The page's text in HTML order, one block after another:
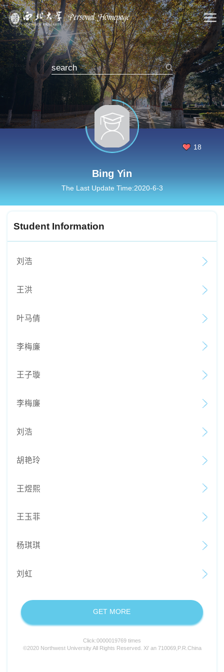
18
Bing Yin
The Last Update Time:2020-6-3
Student Information
刘浩
王洪
叶马倩
李梅廉
王子璇
李梅廉
刘浩
胡艳玲
王煜熙
王玉菲
杨琪琪
刘虹
GET MORE
Click:0000019769 times
©2020 Northwest University All Rights Reserved. Xi' an 710069,P.R.China